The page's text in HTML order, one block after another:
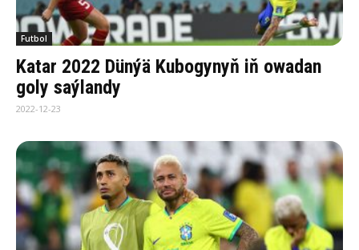
Futbol
Katar 2022 Dünýä Kubogynyň iň owadan
goly saýlandy
2022-12-23